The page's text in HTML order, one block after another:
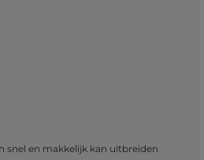
snel en makkelijk kan uitbreiden